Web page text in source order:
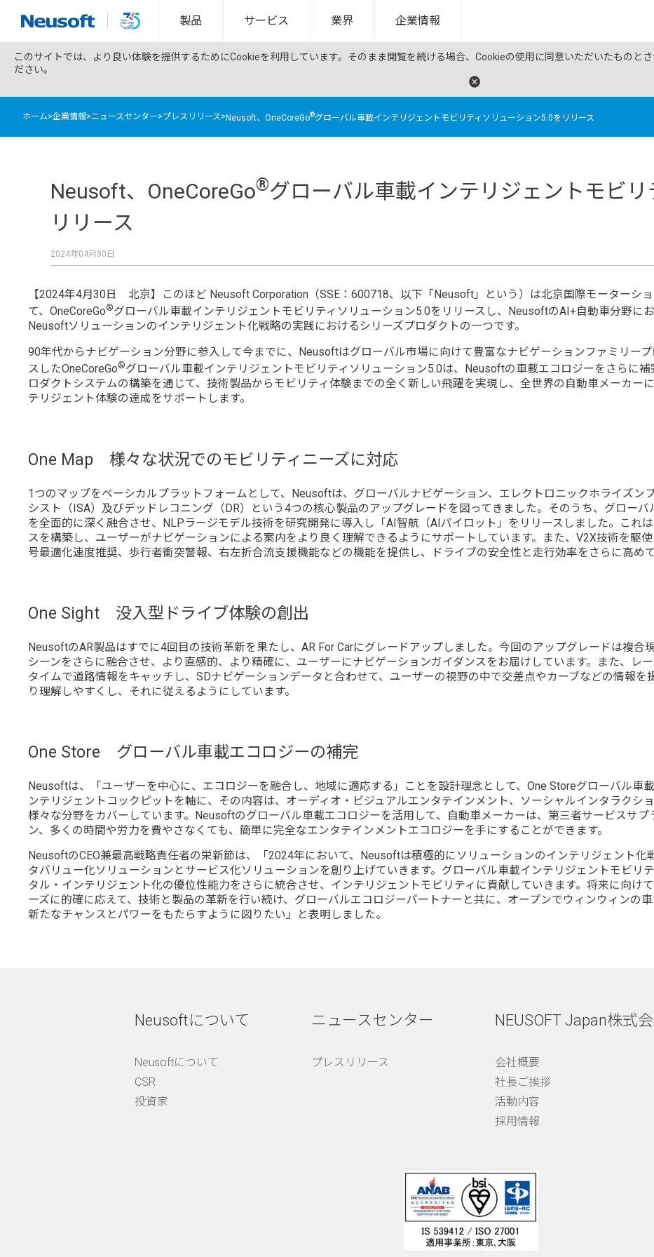
このサイトでは、より良い体験を提供するためにCookieを利用しています。そのまま閲覧を続ける場合、Cookieの使用に同意いただいたものと
ださい。
製品 サービス 業界 企業情報
ホーム>企業情報>ニュースセンター>プレスリリース>Neusoft、OneCoreGo®グローバル車載インテリジェントモビリティソリューション5.0をリリース
Neusoft、OneCoreGo®グローバル車載インテリジェントモビ
リリース
2024年04月30日
【2024年4月30日 北京】このほど Neusoft Corporation（SSE：600718、以下「Neusoft」という）は北京国際モーターシ
て、OneCoreGo®グローバル車載インテリジェントモビリティソリューション5.0をリリースし、NeusoftのAI+自動車分野に
Neusoftソリューションのインテリジェント化戦略の実践におけるシリーズプロダクトの一つです。
90年代からナビゲーション分野に参入して今までに、Neusoftはグローバル市場に向けて豊富なナビゲーションファミリー
スしたOneCoreGo®グローバル車載インテリジェントモビリティソリューション5.0は、Neusoftの車載エコロジーをさらに
ロダクトシステムの構築を通じて、技術製品からモビリティ体験までの全く新しい飛躍を実現し、全世界の自動車メーカー
テリジェント体験の達成をサポートします。
One Map 様々な状況でのモビリティニーズに対応
1つのマップをベーシカルプラットフォームとして、Neusoftは、グローバルナビゲーション、エレクトロニックホライズン
シスト（ISA）及びデッドレコニング（DR）という4つの核心製品のアップグレードを図ってきました。そのうち、グロー
を全面的に深く融合させ、NLPラージモデル技術を研究開発に導入し「AI智航（AIパイロット」をリリースしました。これ
スを構築し、ユーザーがナビゲーションによる案内をより良く理解できるようにサポートしています。また、V2X技術を駆
号最適化速度推奨、歩行者衝突警報、右左折合流支援機能などの機能を提供し、ドライブの安全性と走行効率をさらに高めて
One Sight 没入型ドライブ体験の創出
NeusoftのAR製品はすでに4回目の技術革新を果たし、AR For Carにグレードアップしました。今回のアップグレードは複合
シーンをさらに融合させ、より直感的、より精確に、ユーザーにナビゲーションガイダンスをお届けしています。また、レ
タイムで道路情報をキャッチし、SDナビゲーションデータと合わせて、ユーザーの視野の中で交差点やカーブなどの情報
り理解しやすくし、それに従えるようにしています。
One Store グローバル車載エコロジーの補完
Neusoftは、「ユーザーを中心に、エコロジーを融合し、地域に適応する」ことを設計理念として、One Storeグローバル車
ンテリジェントコックピットを軸に、その内容は、オーディオ・ビジュアルエンタテインメント、ソーシャルインタラクシ
様々な分野をカバーしています。Neusoftのグローバル車載エコロジーを活用して、自動車メーカーは、第三者サービスサ
ン、多くの時間や労力を費やさなくても、簡単に完全なエンタテインメントエコロジーを手にすることができます。
NeusoftのCEO兼最高戦略責任者の栄新節は、「2024年において、Neusoftは積極的にソリューションのインテリジェント
タバリュー化ソリューションとサービス化ソリューションを創り上げていきます。グローバル車載インテリジェントモビリ
タル・インテリジェント化の優位性能力をさらに統合させ、インテリジェントモビリティに貢献していきます。将来に向け
ーズに的確に応えて、技術と製品の革新を行い続け、グローバルエコロジーパートナーと共に、オープンでウィンウィンの
新たなチャンスとパワーをもたらすように図りたい」と表明しました。
Neusoftについて
Neusoftについて
CSR
投資家
ニュースセンター
プレスリリース
NEUSOFT Japan株式
会社概要
社長ご挨拶
活動内容
採用情報